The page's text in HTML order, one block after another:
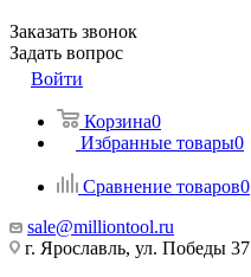
Заказать звонок
Задать вопрос
Войти
Корзина0
Избранные товары0
Сравнение товаров0
sale@milliontool.ru
г. Ярославль, ул. Победы 37